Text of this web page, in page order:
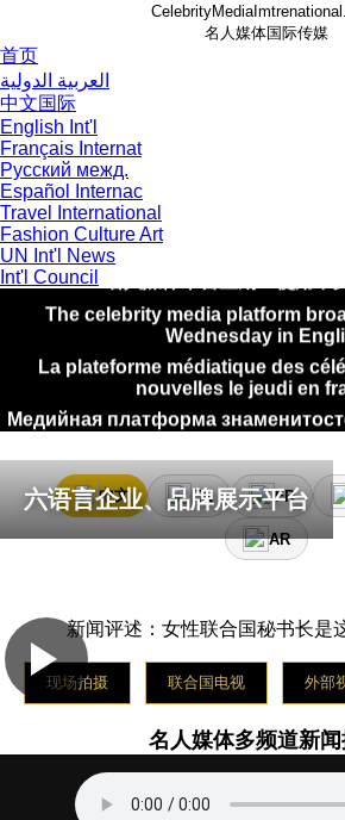
名人媒体国际传媒
首页
العربية الدولية
中文国际
English Int'l
Français Internat
Русский межд.
Español Internac
Travel International
Fashion Culture Art
UN Int'l News
Int'l Council
تبث الأخبار يوم الاثنين باللغة العربي
名人媒体平台星期二使用中
The celebrity media platform
Wednesday in
La plateforme médiatique des
nouvelles le jeudi en
Медийная платформа
в пятницу на русском
La plataforma de medios de
noticias el sábado en
تبث الأخبار يوم الاثنين باللغة العربي
名人媒体平台星期二使用中
La plateforme médiatique des
Медийная платформа
в пятницу на русском
La plataforma de medios de
noticias el sábado en
六语言企业、品牌展示平台
中文 EN FR
AR
新闻评述：女性联合国秘书长是
现场拍摄 联合国电视 外部
名人媒体多频道新